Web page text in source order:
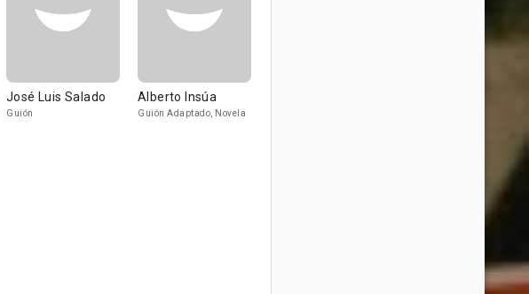
José Luis Salado
Guión
Alberto Insúa
Guión Adaptado, Novela